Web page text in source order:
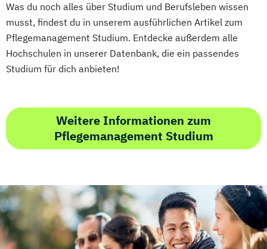
Heilpädagogik
Heilpädagogik und Inklusion
Heilpädagogik/Inklusionspädagogik
Hotelmanagement (DE/EN)
Immobilienkaufleute
Immobilienwirtschaft
Innovation and Entrepreneurship (DE/EN)
International Healthcare Management
(DE/EN)
International Management (DE/EN)
Was du noch alles über Studium und Berufsleben wissen
musst, findest du in unserem ausführlichen Artikel zum
Pflegemanagement Studium. Entdecke außerdem alle
Hochschulen in unserer Datenbank, die ein passendes
Studium für dich anbieten!
Weitere Informationen zum
Pflegemanagement Studium